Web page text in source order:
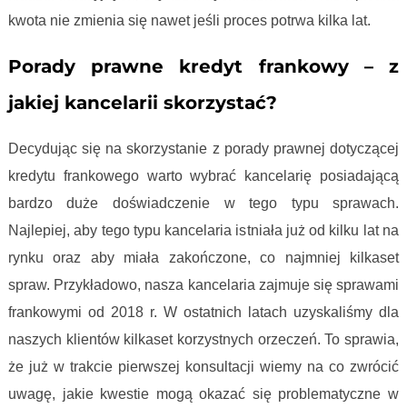
kwota nie zmienia się nawet jeśli proces potrwa kilka lat.
Porady prawne kredyt frankowy – z
jakiej kancelarii skorzystać?
Decydując się na skorzystanie z porady prawnej dotyczącej
kredytu frankowego warto wybrać kancelarię posiadającą
bardzo duże doświadczenie w tego typu sprawach.
Najlepiej, aby tego typu kancelaria istniała już od kilku lat na
rynku oraz aby miała zakończone, co najmniej kilkaset
spraw. Przykładowo, nasza kancelaria zajmuje się sprawami
frankowymi od 2018 r. W ostatnich latach uzyskaliśmy dla
naszych klientów kilkaset korzystnych orzeczeń. To sprawia,
że już w trakcie pierwszej konsultacji wiemy na co zwrócić
uwagę, jakie kwestie mogą okazać się problematyczne w